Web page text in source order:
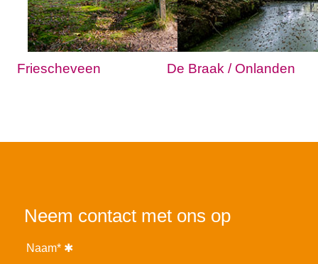
Friescheveen De Braak / Onlanden
Neem contact met ons op
Naam*